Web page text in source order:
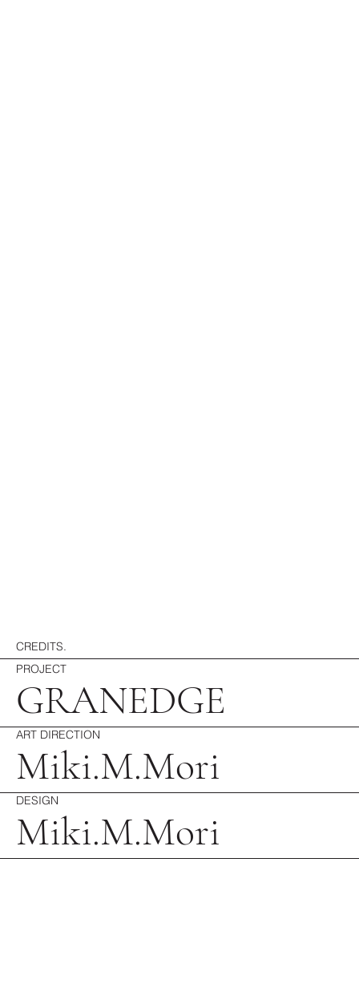
CREDITS.
PROJECT
GRANEDGE
ART DIRECTION
Miki.M.Mori
DESIGN
Miki.M.Mori